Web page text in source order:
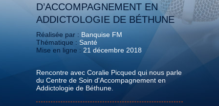
D’ACCOMPAGNEMENT EN
ADDICTOLOGIE DE BÉTHUNE
Réalisée par : Banquise FM
Thématique : Santé
Mise en ligne : 21 décembre 2018
Rencontre avec Coralie Picqued qui nous parle
du Centre de Soin d'Accompagnement en
Addictologie de Béthune.